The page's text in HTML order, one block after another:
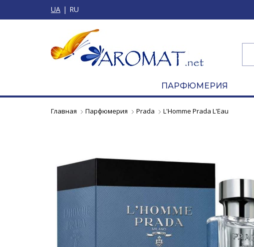
UA RU
ПАРФЮМЕРИЯ
Главная Парфюмерия Prada L'Homme Prada L'Eau